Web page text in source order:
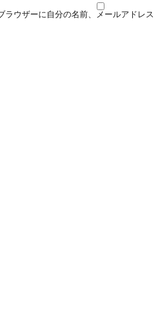
ウザーに自分の名前、メールアドレス